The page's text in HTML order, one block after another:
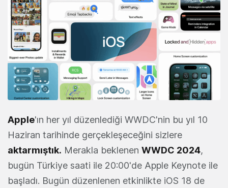
Apple'ın her yıl düzenlediği WWDC'nin bu yıl 10
Haziran tarihinde gerçekleşeceğini sizlere
aktarmıştık. Merakla beklenen WWDC 2024,
bugün Türkiye saati ile 20:00'de Apple Keynote ile
başladı. Bugün düzenlenen etkinlikte iOS 18 de